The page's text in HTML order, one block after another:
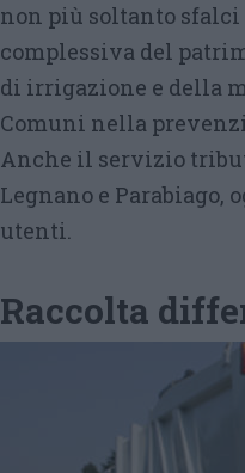
non più soltanto
complessiva del
di irrigazione e della
Comuni nella
Anche il servizio
Legnano e
utenti.
Raccolta